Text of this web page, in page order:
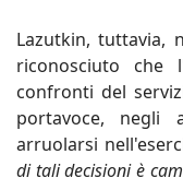
Lazutkin, tuttavia,
riconosciuto che
confronti del
portavoce, negli
arruolarsi
di tali decisioni è